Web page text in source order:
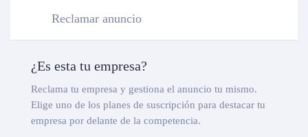
Reclamar anuncio
¿Es esta tu empresa?
Reclama tu empresa y gestiona el anuncio tu mismo.
Elige uno de los planes de suscripción para destacar tu
empresa por delante de la competencia.